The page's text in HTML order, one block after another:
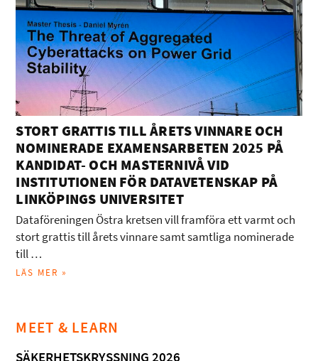
STORT GRATTIS TILL ÅRETS VINNARE OCH
NOMINERADE EXAMENSARBETEN 2025 PÅ
KANDIDAT- OCH MASTERNIVÅ VID
INSTITUTIONEN FÖR DATAVETENSKAP PÅ
LINKÖPINGS UNIVERSITET
Dataföreningen Östra kretsen vill framföra ett varmt och
stort grattis till årets vinnare samt samtliga nominerade
till …
LÄS MER »
MEET & LEARN
SÄKERHETSKRYSSNING 2026